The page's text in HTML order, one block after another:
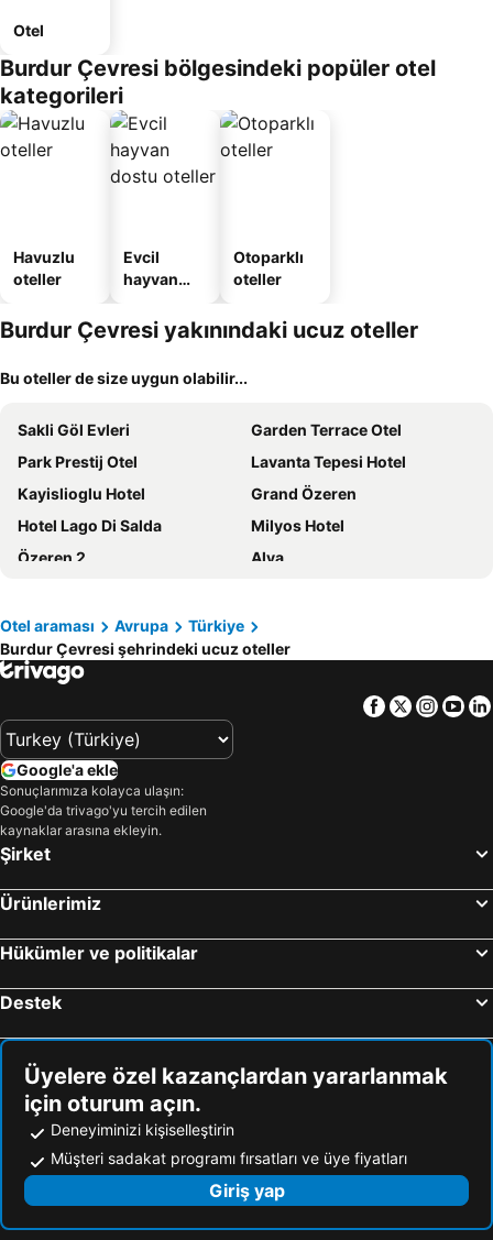
Otel
Burdur Çevresi bölgesindeki popüler otel
kategorileri
Havuzlu
oteller
Evcil
hayvan
oteller
Otoparklı
oteller
Burdur Çevresi yakınındaki ucuz oteller
Bu oteller de size uygun olabilir...
Sakli Göl Evleri
Garden Terrace Otel
Park Prestij Otel
Lavanta Tepesi Hotel
Kayislioglu Hotel
Grand Özeren
Hotel Lago Di Salda
Milyos Hotel
Özeren 2
Alya
Çameli Taş Konakları
Dolphin Boutique Hotel
Kibyra
Yalçındağ Otel Burdur
Altın
The Era Otel
Park Prestij Hotel
Lavanta Villa
Otel araması Avrupa
Türkiye
Burdur Çevresi şehrindeki ucuz oteller
Facebook
Twitter
Google'a ekle
Sonuçlarımıza kolayca ulaşın:
Google'da trivago'yu tercih edilen
kaynaklar arasına ekleyin.
Şirket
Ürünlerimiz
Hükümler ve politikalar
Destek
Üyelere özel kazançlardan yararlanmak
için oturum açın.
Deneyiminizi kişiselleştirin
Müşteri sadakat programı fırsatları ve üye fiyatları
Giriş yap